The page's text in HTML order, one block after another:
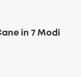
in 7 Modi